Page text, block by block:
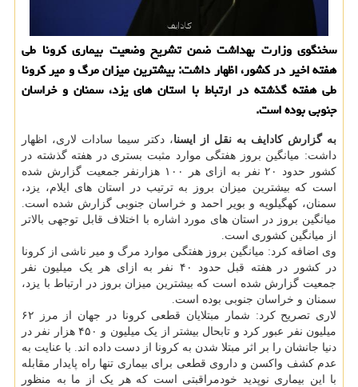
سخنگوی وزارت بهداشت ضمن تشریح وضعیت بیماری كرونا طی
هفته اخیر در كشور، اظهار داشت: بیشترین میزان مرگ و میر كرونا
طی هفته گذشته در ارتباط با استان های یزد، سمنان و خراسان
جنوبی بوده است.
به گزارش کادایف به نقل از ایسنا، دکتر سیما سادات لاری، اظهار
داشت: میانگین بروز هفتگی موارد مثبت بستری در هفته گذشته در
کشور حدود ۲۰ نفر به ازای هر ۱۰۰ هزارنفر جمعیت گزارش شده
است که بیشترین میزان بروز به ترتیب در استان های ایلام، یزد،
سمنان، کهگیلویه و بویر احمد و خراسان جنوبی گزارش شده است.
میانگین بروز در استان های مورد اشاره با اختلاف قابل توجهی بالاتر
از میانگین کشوری است.
وی اضافه کرد: میانگین بروز هفتگی موارد مرگ و میر ناشی از کرونا
در کشور در هفته قبل حدود ۴۰ نفر به ازای هر یک میلیون نفر
جمعیت گزارش شده است که بیشترین میزان بروز در ارتباط با یزد،
سمنان و خراسان جنوبی بوده است.
لاری تصریح کرد: شمار مبتلایان قطعی کرونا در جهان از مرز ۶۲
میلیون نفر عبور کرد و تابحال بیشتر از یک میلیون و ۴۵۰ هزار نفر در
دنیا جانشان را بر اثر مبتلا شدن به کرونا از دست داده اند. با عنایت به
عدم کشف واکسن و داروی قطعی برای بیماری تنها راه پایدار مقابله
با این بیماری نوپدید خودمراقبتی است که هر یک از ما به منظور